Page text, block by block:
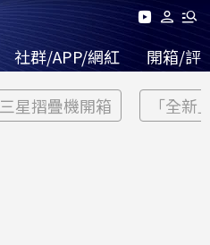
社群/APP/網紅 開箱/評
三星摺疊機開箱 「全新